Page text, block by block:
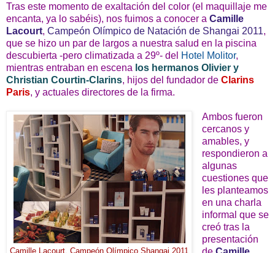
Tras este momento de exaltación del color (el maquillaje me
encanta, ya lo sabéis), nos fuimos a conocer a Camille
Lacourt, Campeón Olímpico de Natación de Shangai 2011,
que se hizo un par de largos a nuestra salud en la piscina
descubierta -pero climatizada a 29º- del Hotel Molitor,
mientras entraban en escena los hermanos Olivier y
Christian Courtin-Clarins, hijos del fundador de Clarins
Paris, y actuales directores de la firma.
Camille Lacourt, Campeón Olímpico Shangai 2011
Ambos fueron
cercanos y
amables, y
respondieron a
algunas
cuestiones que
les planteamos
en una charla
informal que se
creó tras la
presentación